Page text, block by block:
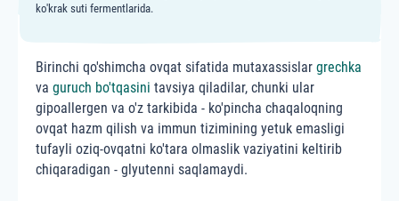
ko'krak suti fermentlarida.
Birinchi qo'shimcha ovqat sifatida mutaxassislar grechka
va guruch bo'tqasini tavsiya qiladilar, chunki ular
gipoallergen va o'z tarkibida - ko'pincha chaqaloqning
ovqat hazm qilish va immun tizimining yetuk emasligi
tufayli oziq-ovqatni ko'tara olmaslik vaziyatini keltirib
chiqaradigan - glyutenni saqlamaydi.